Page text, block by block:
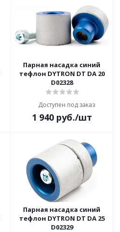
Парная насадка синий
тефлон DYTRON DT DA 20
D02328
Доступен под заказ
1 940руб./шт
Парная насадка синий
тефлон DYTRON DT DA 25
D02329